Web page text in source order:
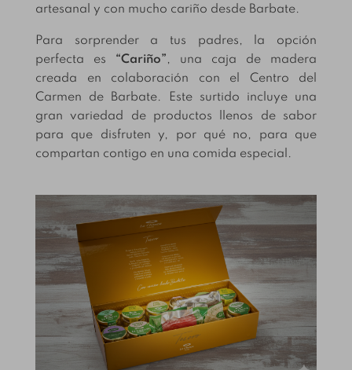
artesanal y con mucho cariño desde Barbate.
Para sorprender a tus padres, la opción
perfecta es “Cariño”, una caja de madera
creada en colaboración con el Centro del
Carmen de Barbate. Este surtido incluye una
gran variedad de productos llenos de sabor
para que disfruten y, por qué no, para que
compartan contigo en una comida especial.